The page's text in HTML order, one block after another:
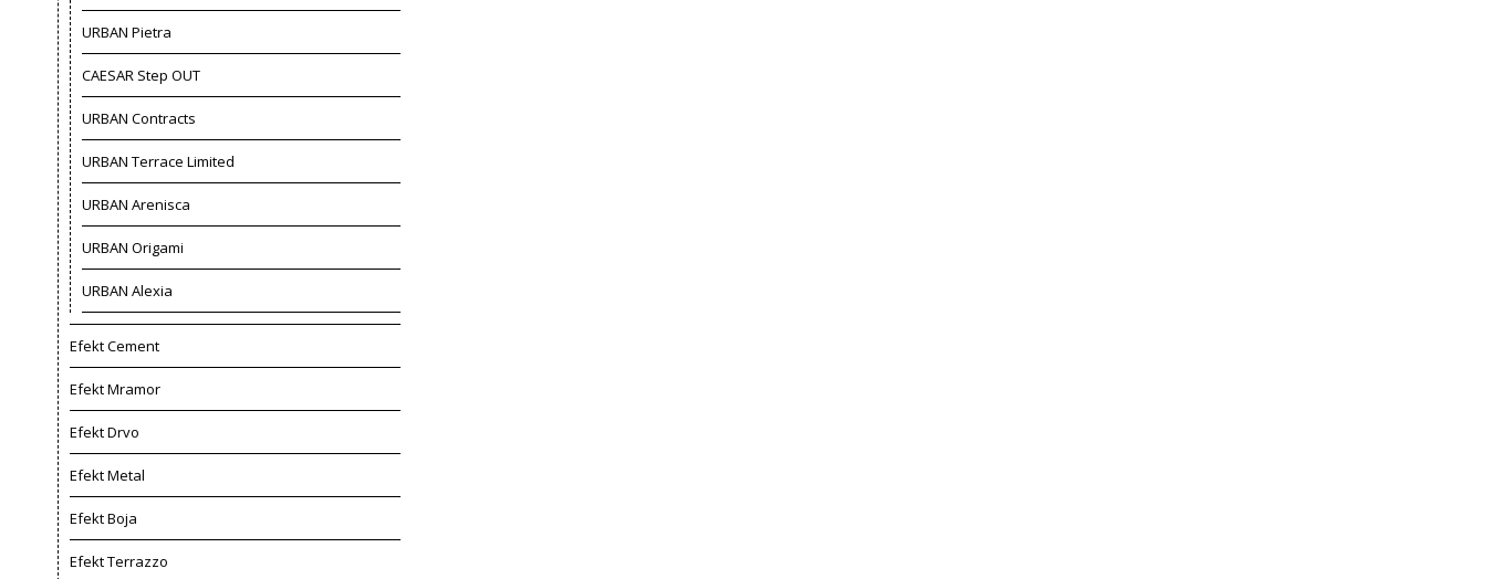
URBAN Pietra
CAESAR Step OUT
URBAN Contracts
URBAN Terrace Limited
URBAN Arenisca
URBAN Origami
URBAN Alexia
Efekt Cement
Efekt Mramor
Efekt Drvo
Efekt Metal
Efekt Boja
Efekt Terrazzo